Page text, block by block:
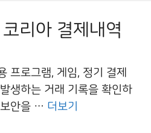
리아 결제내역
프로그램, 게임, 정기 결제
생하는 거래 기록을 확인하
안을 … 더보기